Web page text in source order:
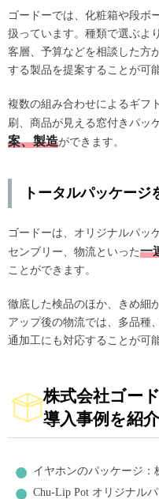
ゴードーでは、化粧箱や段ボ
扱っています。種類で選ぶよ
客層、予算などを相談した方
する製品を提案することが可
複数の組み合わせによるギフ
刷、商品が見える窓付きパッ
案、製造ができます。
トータルパッケージ
ゴードーは、オリジナルパッ
センブリー、物流といった一
ことができます。
徹底した検品のほか、きめ細
アップ後の物流では、多品種
通加工にも対応することが可
株式会社ゴー
導入事例を紹介
イヤホンのパッケージ：
Chu-Lip Pot オリジナル